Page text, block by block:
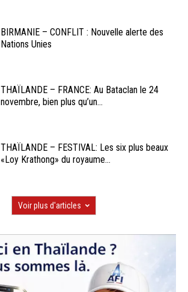
BIRMANIE – CONFLIT : Nouvelle alerte des
Nations Unies
THAÏLANDE – FRANCE: Au Bataclan le 24
novembre, bien plus qu’un...
THAÏLANDE – FESTIVAL: Les six plus beaux
«Loy Krathong» du royaume...
Voir plus d'articles